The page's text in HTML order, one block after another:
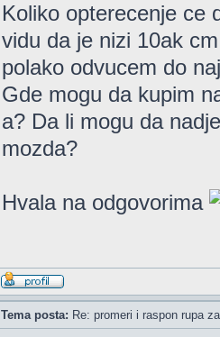
Koliko opterecenje ce
vidu da je nizi 10ak
polako odvucem do
Gde mogu da kupim
a? Da li mogu da
mozda?
Hvala na odgovorima
Tema posta: Re: promeri i raspon rupa